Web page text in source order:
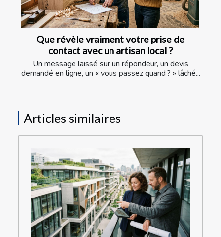
Que révèle vraiment votre prise de
contact avec un artisan local ?
Un message laissé sur un répondeur, un devis
demandé en ligne, un « vous passez quand ? » lâché...
Articles similaires